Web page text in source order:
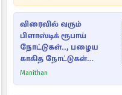
விரைவில் வரும்
பிளாஸ்டிக் ரூபாய்
நோட்டுகள்.., பழைய
காகித நோட்டுகள்
செல்லுமா?
Manithan